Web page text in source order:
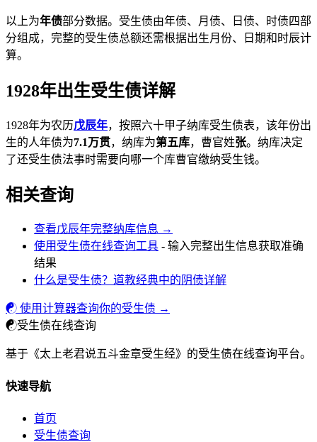
以上为年债部分数据。受生债由年债、月债、日债、时债四部
分组成，完整的受生债总额还需根据出生月份、日期和时辰计
算。
1928年出生受生债详解
1928年为农历戊辰年，按照六十甲子纳库受生债表，该年份出
生的人年债为7.1万贯，纳库为第五库，曹官姓张。纳库决定
了还受生债法事时需要向哪一个库曹官缴纳受生钱。
相关查询
查看戊辰年完整纳库信息 →
使用受生债在线查询工具 - 输入完整出生信息获取准确
结果
什么是受生债？道教经典中的阴债详解
☯ 使用计算器查询你的受生债 →
☯受生债在线查询
基于《太上老君说五斗金章受生经》的受生债在线查询平台。
快速导航
首页
受生债查询